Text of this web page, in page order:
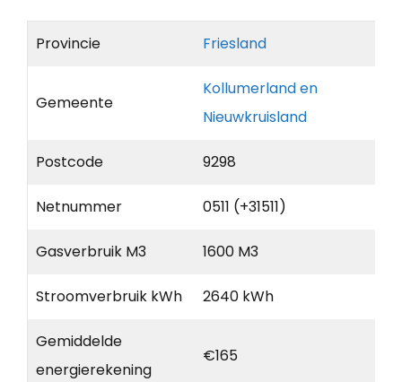
Provincie Friesland
Gemeente
Kollumerland en
Nieuwkruisland
Postcode 9298
Netnummer 0511 (+31511)
Gasverbruik M3 1600 M3
Stroomverbruik kWh 2640 kWh
Gemiddelde
energierekening
€165